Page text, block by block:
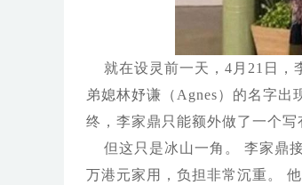
就在设灵前一天，4月21日
弟媳林妤谦（Agnes）的名字
终，李家鼎只能额外做了一个
但这只是冰山一角。 李家鼎
万港元家用，负担非常沉重。